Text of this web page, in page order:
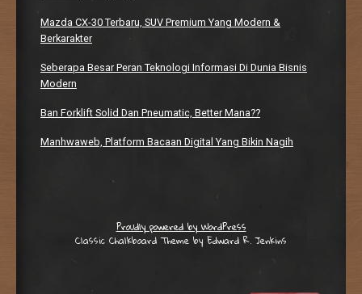
Mazda CX-30 Terbaru, SUV Premium Yang Modern &
Berkarakter
Seberapa Besar Peran Teknologi Informasi Di Dunia Bisnis
Modern
Ban Forklift Solid Dan Pneumatic, Better Mana??
Manhwaweb, Platform Bacaan Digital Yang Bikin Nagih
Proudly powered by WordPress
Classic Chalkboard Theme by Edward R. Jenkins